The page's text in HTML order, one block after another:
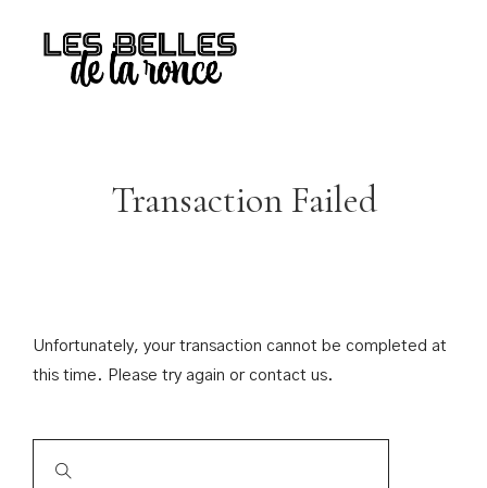
Transaction Failed
Unfortunately, your transaction cannot be completed at
this time. Please try again or contact us.